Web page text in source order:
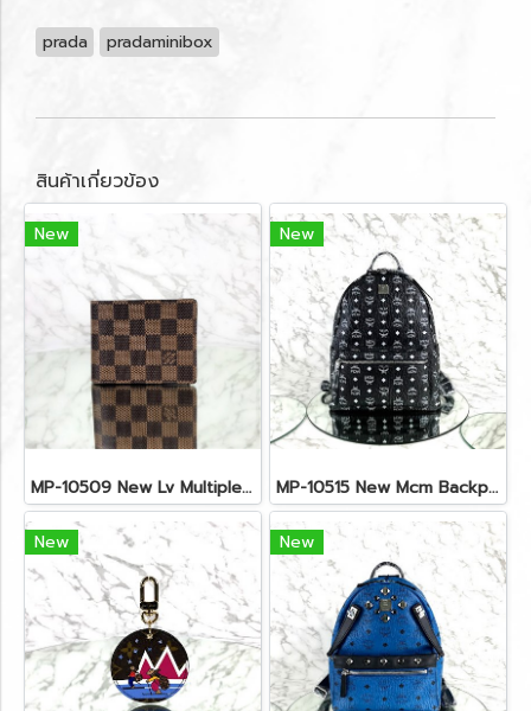
prada pradaminibox
สินค้าเกี่ยวข้อง
New
MP-10509 New Lv Multiple Men Wallet Damier
New
MP-10515 New Mcm Backpack Size M Black Shw
New New